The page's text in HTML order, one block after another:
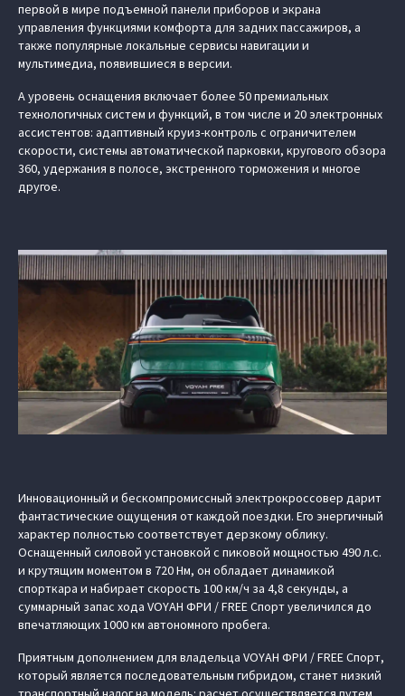
первой в мире подъемной панели приборов и экрана
управления функциями комфорта для задних пассажиров, а
также популярные локальные сервисы навигации и
мультимедиа, появившиеся в версии.
А уровень оснащения включает более 50 премиальных
технологичных систем и функций, в том числе и 20 электронных
ассистентов: адаптивный круиз-контроль с ограничителем
скорости, системы автоматической парковки, кругового обзора
360, удержания в полосе, экстренного торможения и многое
другое.
Инновационный и бескомпромиссный электрокроссовер дарит
фантастические ощущения от каждой поездки. Его энергичный
характер полностью соответствует дерзкому облику.
Оснащенный силовой установкой с пиковой мощностью 490 л.с.
и крутящим моментом в 720 Нм, он обладает динамикой
спорткара и набирает скорость 100 км/ч за 4,8 секунды, а
суммарный запас хода VOYAH ФРИ / FREE Спорт увеличился до
впечатляющих 1000 км автономного пробега.
Приятным дополнением для владельца VOYAH ФРИ / FREE Спорт,
который является последовательным гибридом, станет низкий